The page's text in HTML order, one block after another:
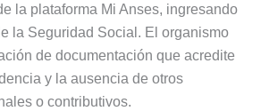
la plataforma Mi Anses, ingresando
la Seguridad Social. El organismo
de documentación que acredite
y la ausencia de otros
o contributivos.